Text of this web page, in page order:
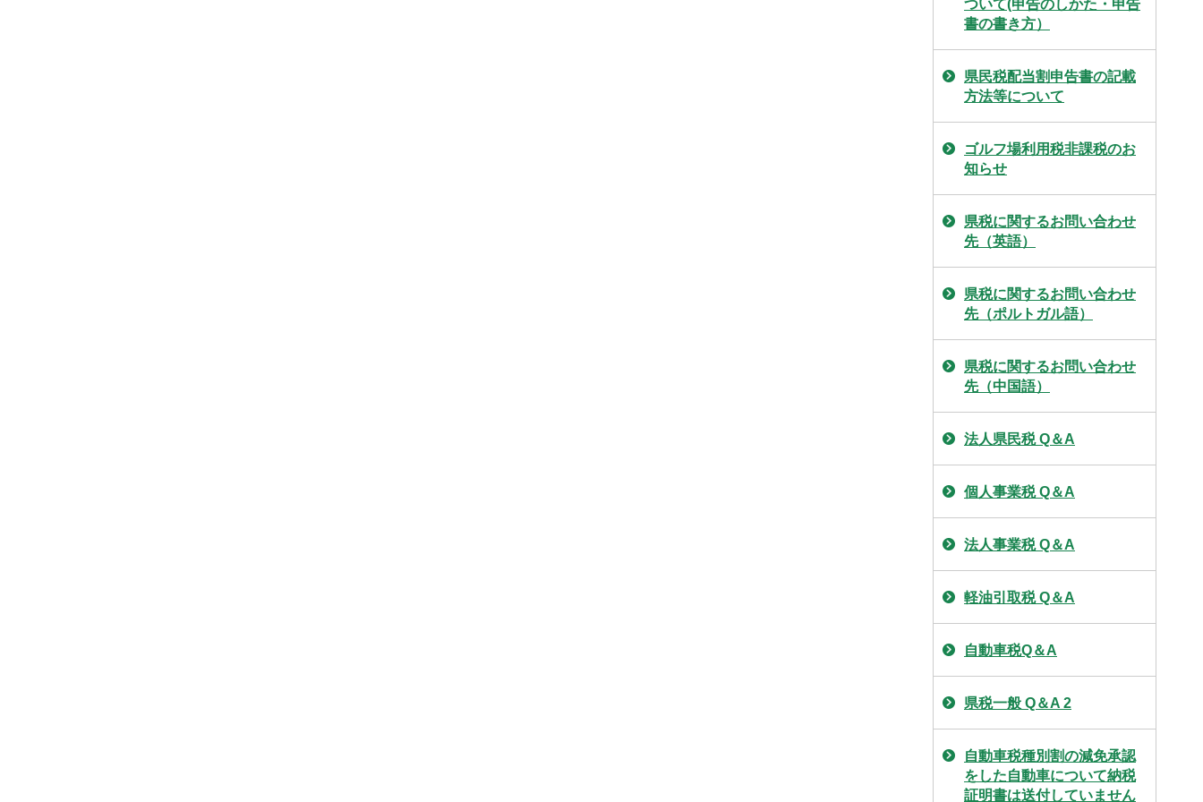
ついて(申告のしかた・申告
書の書き方）
県民税配当割申告書の記載
方法等について
ゴルフ場利用税非課税のお
知らせ
県税に関するお問い合わせ
先（英語）
県税に関するお問い合わせ
先（ポルトガル語）
県税に関するお問い合わせ
先（中国語）
法人県民税 Q＆A
個人事業税 Q＆A
法人事業税 Q＆A
軽油引取税 Q＆A
自動車税Q＆A
県税一般 Q＆A 2
自動車税種別割の減免承認
をした自動車について納税
証明書は送付していません